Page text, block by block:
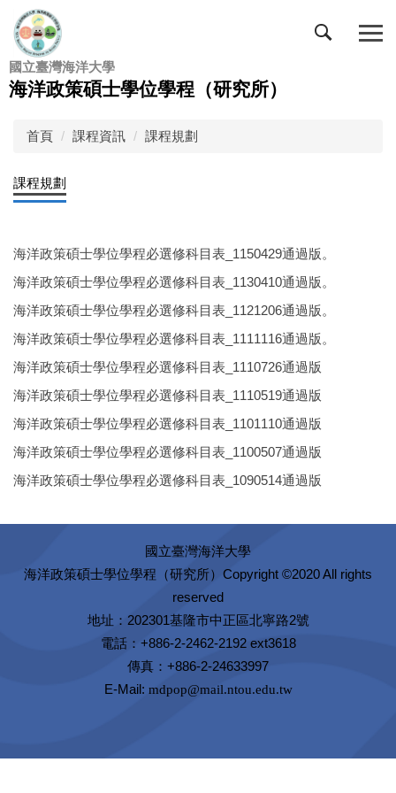
跳
到
主
要
內
國立臺灣海洋大學
海洋政策碩士學位學程（研究所）
首頁 課程資訊 課程規劃
課程規劃
海洋政策碩士學位學程必選修科目表_1150429通過版。
海洋政策碩士學位學程必選修科目表_1130410通過版。
海洋政策碩士學位學程必選修科目表_1121206通過版。
海洋政策碩士學位學程必選修科目表_1111116通過版。
海洋政策碩士學位學程必選修科目表_1110726通過版
海洋政策碩士學位學程必選修科目表_1110519通過版
海洋政策碩士學位學程必選修科目表_1101110通過版
海洋政策碩士學位學程必選修科目表_1100507通過版
海洋政策碩士學位學程必選修科目表_1090514通過版
國立臺灣海洋大學
海洋政策碩士學位學程（研究所） Copyright ©2020 All rights
reserved
地址：202301基隆市中正區北寧路2號
電話：+886-2-2462-2192 ext3618
傳真：+886-2-24633997
E-Mail: mdpop@mail.ntou.edu.tw